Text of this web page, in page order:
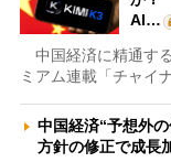
AI…
中国経済に精通す
ミアム連載「チャイ
中国経済“予想外
方針の修正で成長